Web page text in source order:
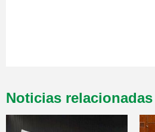
Noticias relacionadas